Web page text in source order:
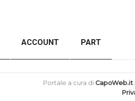
ACCOUNT PART
ORDER FAILED
Portale a cura diCapoWeb.it